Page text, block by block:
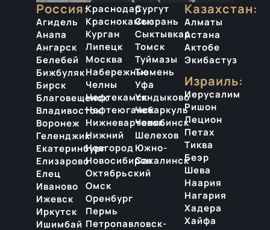
Россия:
Агидель
Анапа
Ангарск
Белебей
Бижбуляк
Бирск
Благовещенск
Владивосток
Воронеж
Геленджик
Екатеринбург
Елизарово
Елец
Иваново
Ижевск
Иркутск
Ишимбай
Краснодар
Краснокамск
Курган
Липецк
Москва
Набережные
Челны
Нефтекамск
Нефтеюганск
Нижневартовск
Нижний
Новгород
Новосибирск
Октябрьский
Омск
Оренбург
Пермь
Петропавловск-
Сургут
Сызрань
Сыктывкар
Томск
Туймазы
Тюмень
Уфа
Уяндыково
Чебаркуль
Челябинск
Шелехов
Южно-
Сахалинск
Казахстан:
Алматы
Астана
Актобе
Экибастуз
Израиль:
Иерусалим
Ришон
Лецион
Петах
Тиква
Беэр
Шева
Наария
Нагария
Хадера
Хайфа